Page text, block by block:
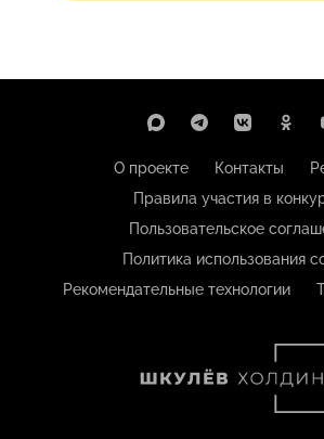
О проекте Контакты
Правила участия в
Пользовательское
Политика использования
Рекомендательные технологии